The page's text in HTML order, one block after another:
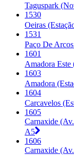
Taguspark
1530
Oeiras
1531
Paço De
1601
Amadora Este
1603
Amadora
1604
Carcavelos
1605
Carnaxide
A5
1606
Carnaxide